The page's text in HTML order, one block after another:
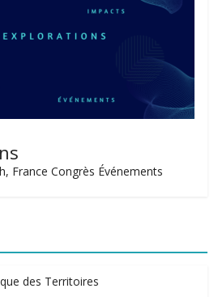
France Congrès Événements
des Territoires